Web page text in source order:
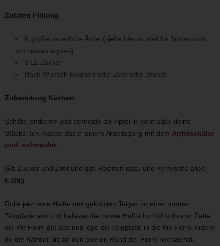
Zutaten Füllung
6 große säuerliche Äpfel (siehe hierzu, welche Sorten sich
am besten eignen)
3 EL Zucker
Nach Wunsch Rosinen oder Zimt oder Brandy
Zubereitung Kuchen
Schäle, entkerne und schneide die Äpfel in nicht allzu kleine
Stücke. Ich mache das in einem Arbeitsgang mit dem Apfelschäler
und -schneider.
Gib Zucker und Zimt und ggf. Rosinen dazu und vermische alles
kräftig.
Rolle jetzt eine Hälfte des gekühlten Teiges zu einer runden
Teigplatte aus und belasse die zweite Hälfte im Kühlschrank. Fette
die Pie Form gut aus und lege die Teigplatte in die Pie Form, indem
du die Ränder bis an den oberen Rand der Form hochziehst.